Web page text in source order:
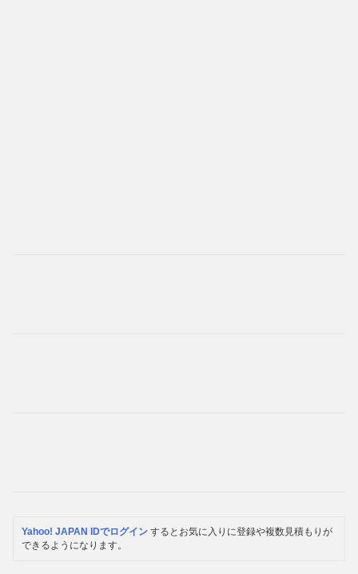
Yahoo! JAPAN IDでログイン するとお気に入りに登録や複数見積もりが
できるようになります。